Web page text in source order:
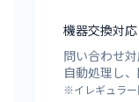
機器交換対応
問い合わせ
自動処理し
※イレギュラー